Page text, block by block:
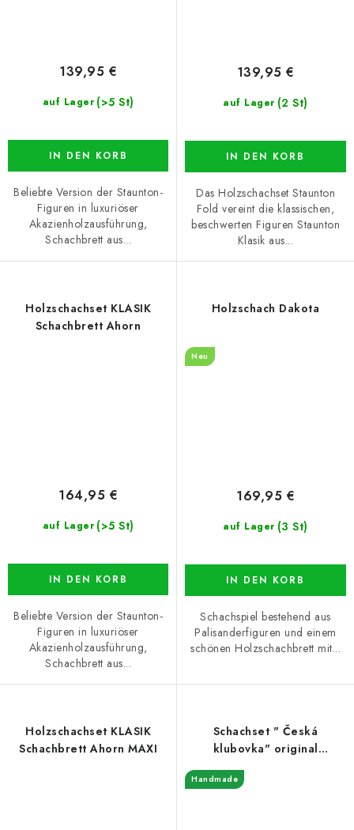
auf Lager (>5 St)
139,95 €
IN DEN KORB
Beliebte Version der Staunton-
Figuren in luxuriöser
Akazienholzausführung,
Schachbrett aus...
auf Lager (2 St)
139,95 €
IN DEN KORB
Das Holzschachset Staunton
Fold vereint die klassischen,
beschwerten Figuren Staunton
Klasik aus...
Holzschachset KLASIK
Schachbrett Ahorn
auf Lager (>5 St)
164,95 €
IN DEN KORB
Beliebte Version der Staunton-
Figuren in luxuriöser
Akazienholzausführung,
Schachbrett aus...
Holzschach Dakota
Neu
auf Lager (3 St)
169,95 €
IN DEN KORB
Schachspiel bestehend aus
Palisanderfiguren und einem
schönen Holzschachbrett mit...
Holzschachset KLASIK
Schachbrett Ahorn MAXI
Schachset " Česká
klubovka" original
Schachbrett braun
Handmade